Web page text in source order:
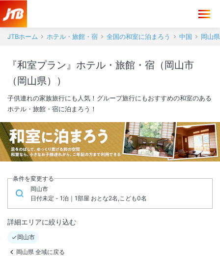
JTBホーム ホテル・旅館・宿 全国の和室に泊まろう 中国 岡山県
『和室プラン』ホテル・旅館・宿（岡山市
（岡山県））
子供連れの家族旅行にも人気！グループ旅行にもおすすめの和室のある
ホテル・旅館・宿に泊まろう！
条件を変更する
岡山市
日付未定 - 1泊｜1部屋 おとな2名,こども0名
詳細エリアに絞り込む
岡山市
岡山県 全域に戻る